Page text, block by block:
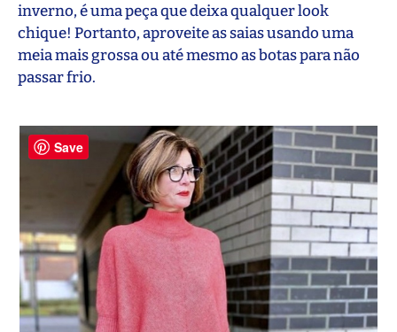
inverno, é uma peça que deixa qualquer look
chique! Portanto, aproveite as saias usando uma
meia mais grossa ou até mesmo as botas para não
passar frio.
Save